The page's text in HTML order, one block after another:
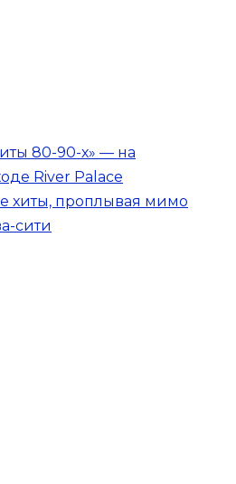
80-90-х» — на
River Palace
хиты, проплывая мимо
сити